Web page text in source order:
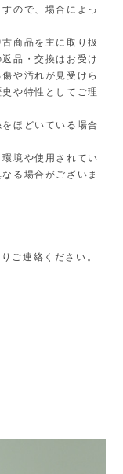
ので、場合によっ
商品を主に取り扱
品・交換はお受け
や汚れが見受けら
や特性としてご理
ほどいている場合
境や使用されてい
る場合がございま
ご連絡ください。